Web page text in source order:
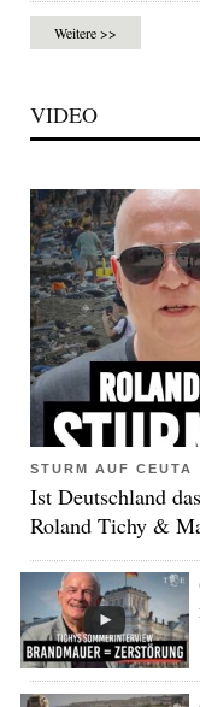
Weitere >>
VIDEO
STURM AUF CEUTA
Ist Deutschland
Roland Tichy &